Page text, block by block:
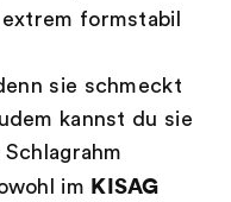
formstabil
sie schmeckt
kannst du sie
im KISAG